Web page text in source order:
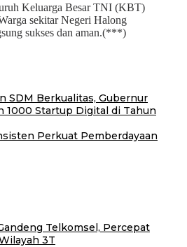
Keluarga Besar TNI (KBT)
sekitar Negeri Halong
sukses dan aman.(***)
SDM Berkualitas, Gubernur
1000 Startup Digital di Tahun
Perkuat Pemberdayaan
Telkomsel, Percepat
3T